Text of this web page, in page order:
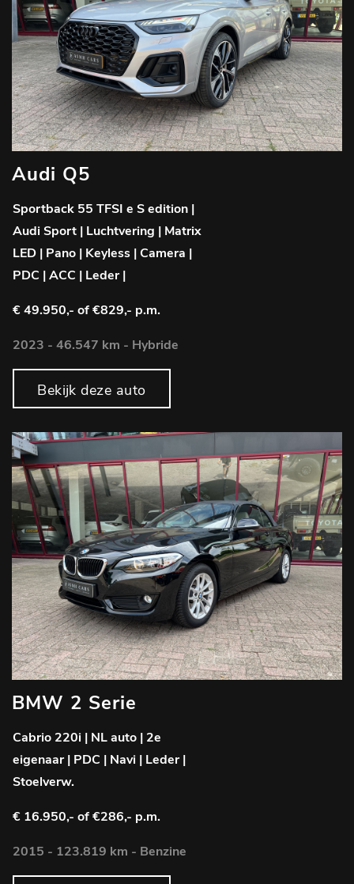
Audi Q5
Sportback 55 TFSI e S edition |
Audi Sport | Luchtvering | Matrix
LED | Pano | Keyless | Camera |
PDC | ACC | Leder |
€ 49.950,- of €829,- p.m.
2023 - 46.547 km - Hybride
Bekijk deze auto
BMW 2 Serie
Cabrio 220i | NL auto | 2e
eigenaar | PDC | Navi | Leder |
Stoelverw.
€ 16.950,- of €286,- p.m.
2015 - 123.819 km - Benzine